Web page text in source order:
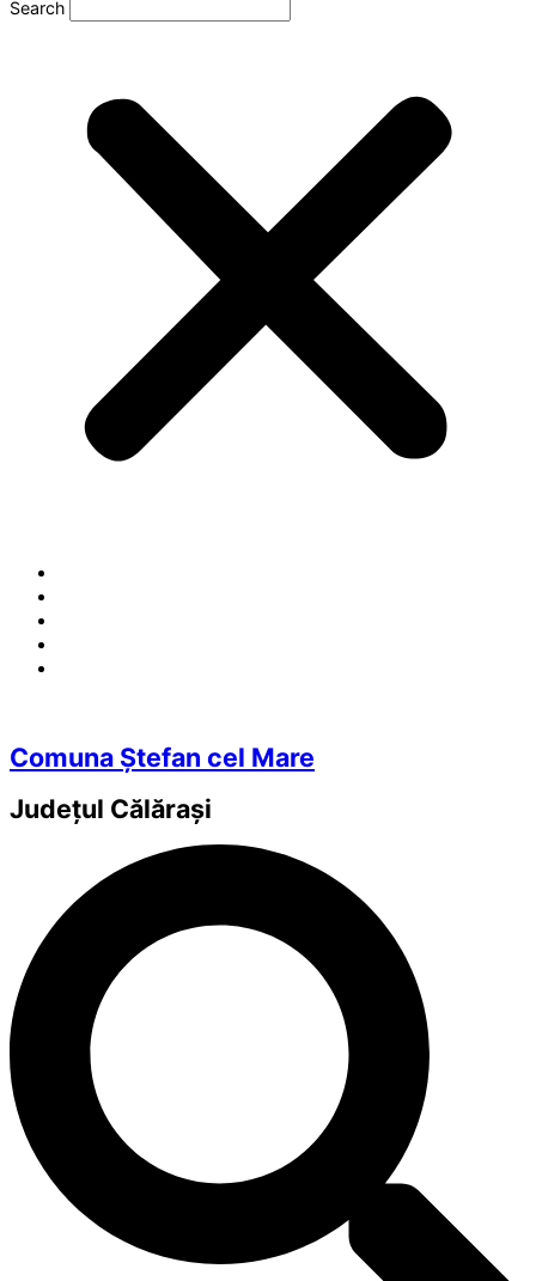
Search
Comuna Ștefan cel Mare
Județul Călărași